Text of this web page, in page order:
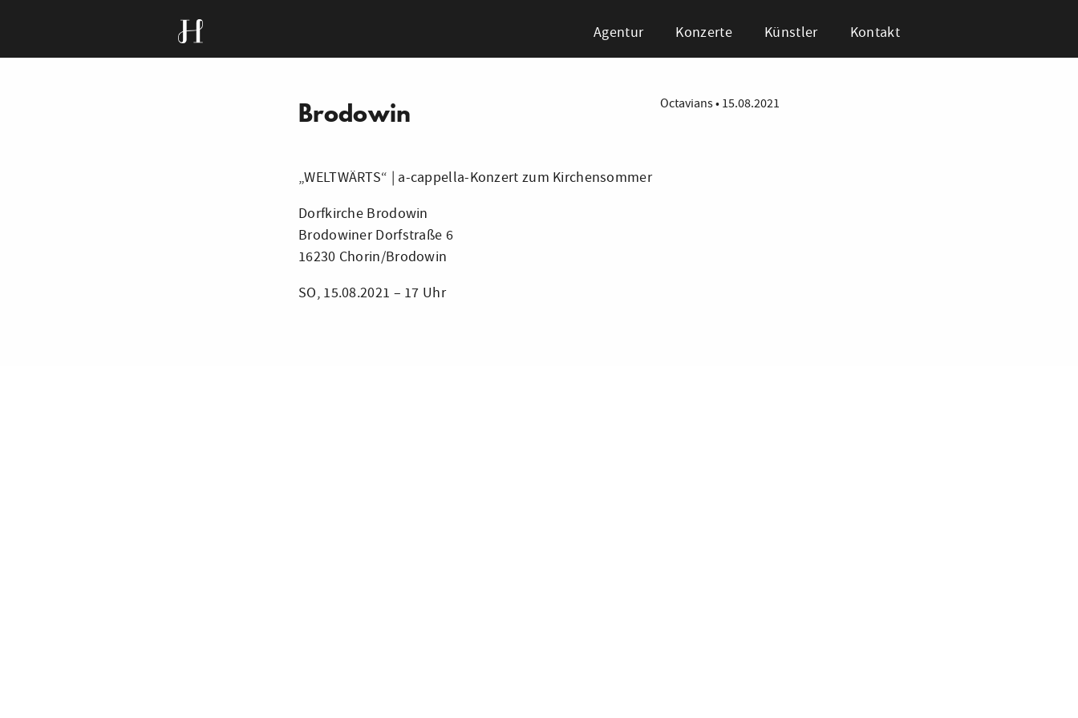
Agentur Konzerte Künstler Kontakt
Brodowin Octavians•15.08.2021
„WELTWÄRTS“ | a-cappella-Konzert zum Kirchensommer
Dorfkirche Brodowin
Brodowiner Dorfstraße 6
16230 Chorin/Brodowin
SO, 15.08.2021 – 17 Uhr